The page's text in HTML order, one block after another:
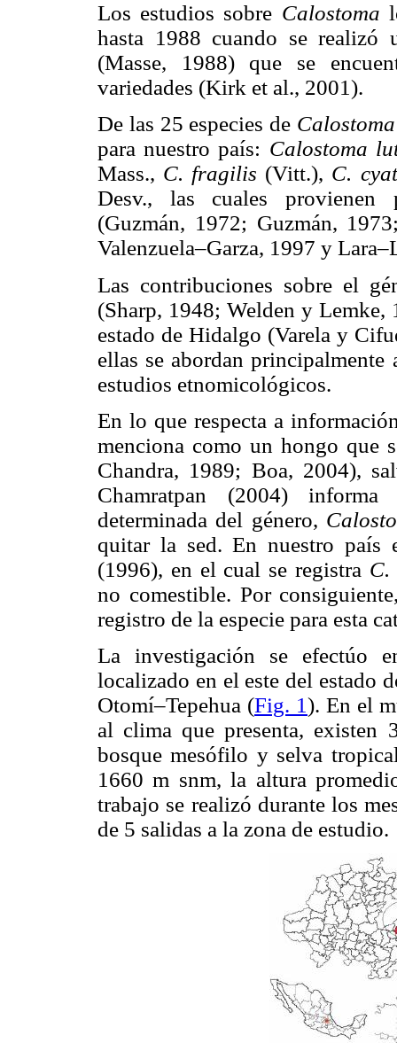
Los estudios sobre Calostoma
hasta 1988 cuando se realizó
(Masse, 1988) que se
variedades (Kirk et al., 2001).
De las 25 especies de
para nuestro país: Calostoma
Mass., C. fragilis (Vitt.), C.
Desv., las cuales provienen
(Guzmán, 1972; Guzmán,
Valenzuela–Garza, 1997 y
Las contribuciones sobre el
(Sharp, 1948; Welden y Lemke,
estado de Hidalgo (Varela y
ellas se abordan principalmente
estudios etnomicológicos.
En lo que respecta a
menciona como un hongo que
Chandra, 1989; Boa, 2004),
Chamratpan (2004)
determinada del género,
quitar la sed. En nuestro país
(1996), en el cual se registra
no comestible. Por
registro de la especie para esta
La investigación se efectúo
localizado en el este del estado
Otomí–Tepehua (Fig. 1). En el
al clima que presenta, existen
bosque mesófilo y selva
1660 m snm, la altura
trabajo se realizó durante los
de 5 salidas a la zona de estudio.